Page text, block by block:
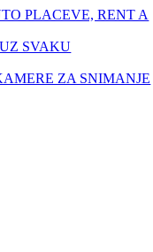
PLACEVE, RENT A
SVAKU
ZA SNIMANJE